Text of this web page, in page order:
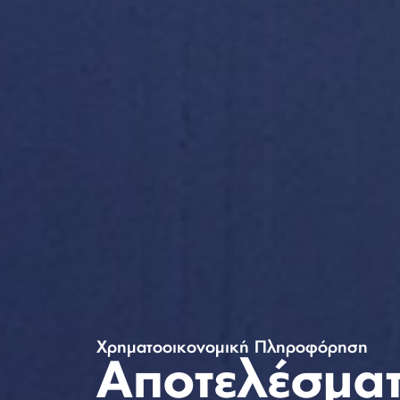
Χρηματοοικονομική Πληροφόρηση